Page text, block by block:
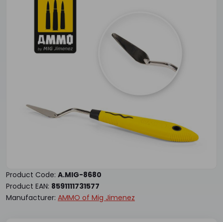
Product Code: A.MIG-8680
Product EAN: 8591111731577
Manufacturer: AMMO of Mig Jimenez